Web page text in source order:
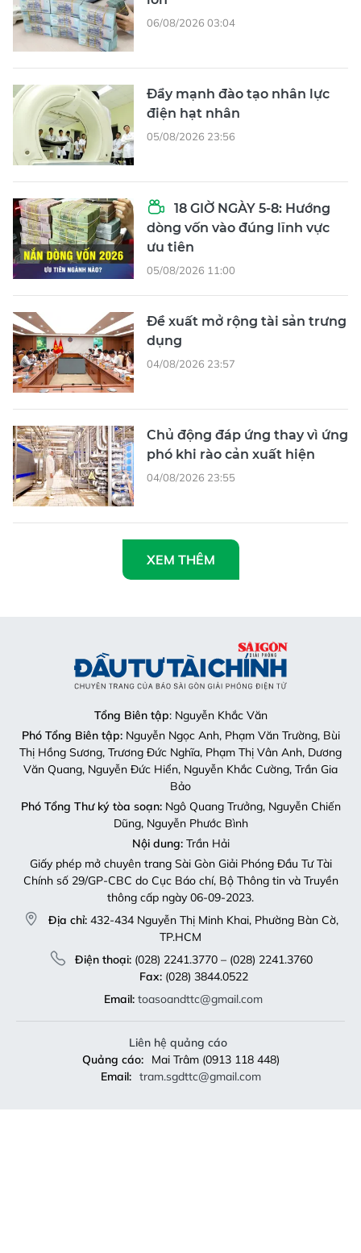
06/08/2026 03:04
Đẩy mạnh đào tạo nhân lực
điện hạt nhân
05/08/2026 23:56
18 GIỜ NGÀY 5-8: Hướng
dòng vốn vào đúng lĩnh vực
ưu tiên
05/08/2026 11:00
Đề xuất mở rộng tài sản trưng
dụng
04/08/2026 23:57
Chủ động đáp ứng thay vì ứng
phó khi rào cản xuất hiện
04/08/2026 23:55
XEM THÊM
Tổng Biên tập: Nguyễn Khắc Văn
Phó Tổng Biên tập:Nguyễn Ngọc Anh, Phạm Văn Trường, Bùi
Thị Hồng Sương, Trương Đức Nghĩa, Phạm Thị Vân Anh, Dương
Văn Quang, Nguyễn Đức Hiển, Nguyễn Khắc Cường, Trần Gia
Bảo
Phó Tổng Thư ký tòa soạn:Ngô Quang Trưởng, Nguyễn Chiến
Dũng, Nguyễn Phước Bình
Nội dung:Trần Hải
Giấy phép mở chuyên trang Sài Gòn Giải Phóng Đầu Tư Tài
Chính số 29/GP-CBC do Cục Báo chí, Bộ Thông tin và Truyền
thông cấp ngày 06-09-2023.
Địa chỉ: 432-434 Nguyễn Thị Minh Khai, Phường Bàn Cờ,
TP.HCM
Điện thoại:(028) 2241.3770 – (028) 2241.3760
Fax:(028) 3844.0522
Email: toasoandttc@gmail.com
Liên hệ quảng cáo
Quảng cáo:
Mai Trâm (0913 118 448)
Email: tram.sgdttc@gmail.com